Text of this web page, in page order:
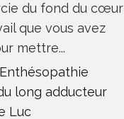
du fond du cœur
que vous avez
mettre...
long adducteur
Luc